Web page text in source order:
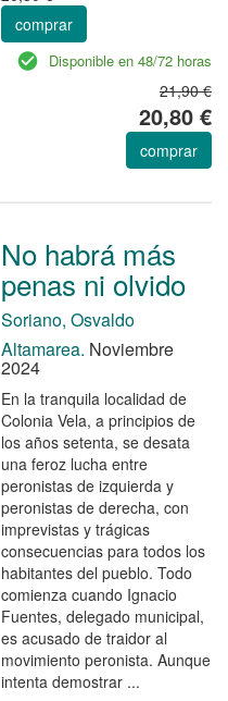
comprar
Disponible en 48/72 horas
21,90 €
20,80 €
comprar
No habrá más
penas ni olvido
Soriano, Osvaldo
Altamarea. Noviembre
2024
En la tranquila localidad de
Colonia Vela, a principios de
los años setenta, se desata
una feroz lucha entre
peronistas de izquierda y
peronistas de derecha, con
imprevistas y trágicas
consecuencias para todos los
habitantes del pueblo. Todo
comienza cuando Ignacio
Fuentes, delegado municipal,
es acusado de traidor al
movimiento peronista. Aunque
intenta demostrar ...